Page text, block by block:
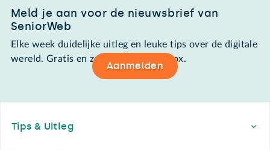
Meld je aan voor de nieuwsbrief van
SeniorWeb
Elke week duidelijke uitleg en leuke tips over de digitale
wereld. Gratis en zomaar in de mailbox.
Aanmelden
Tips & Uitleg